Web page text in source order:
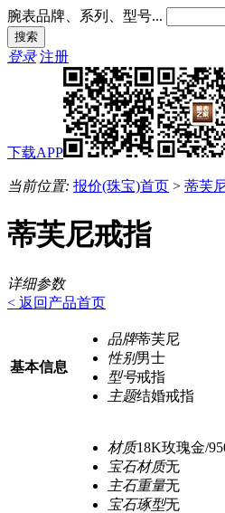
腕表品牌、系列、型号...
登录 注册
下载APP
当前位置: 报价(珠宝)首页 > 蒂芙
蒂芙尼戒指
详细参数
< 返回产品首页
基本信息
品牌蒂芙尼
性别男士
型号戒指
主题结婚戒指
材质18K玫瑰金/
宝石材质无
主石重量无
宝石琢型无